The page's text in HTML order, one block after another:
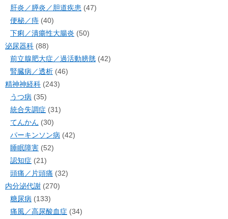
肝炎／膵炎／胆道疾患 (47)
便秘／痔 (40)
下痢／潰瘍性大腸炎 (50)
泌尿器科 (88)
前立腺肥大症／過活動膀胱 (42)
腎臓病／透析 (46)
精神神経科 (243)
うつ病 (35)
統合失調症 (31)
てんかん (30)
パーキンソン病 (42)
睡眠障害 (52)
認知症 (21)
頭痛／片頭痛 (32)
内分泌代謝 (270)
糖尿病 (133)
痛風／高尿酸血症 (34)